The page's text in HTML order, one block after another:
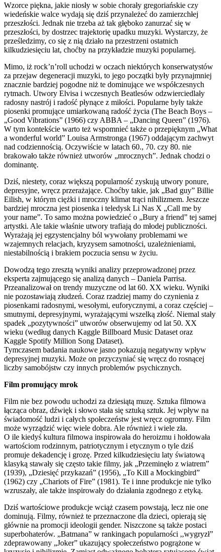
Wzorce piękna, jakie niosły w sobie chorały gregoriańskie czy
wiedeńskie walce wydają się dziś przynależeć do zamierzchłej
przeszłości. Jednak nie trzeba aż tak głęboko zanurzać się w
przeszłości, by dostrzec trajektorię upadku muzyki. Wystarczy, że
prześledzimy, co się z nią działo na przestrzeni ostatnich
kilkudziesięciu lat, choćby na przykładzie muzyki popularnej.
Mimo, iż rock’n’roll uchodzi w oczach niektórych konserwatystów
za przejaw degeneracji muzyki, to jego początki były przynajmniej
znacznie bardziej pogodne niż te dominujące we współczesnych
rytmach. Utwory Elvisa i wczesnych Beatlesów odzwierciedlały
radosny nastrój i radość płynące z miłości. Popularne były także
piosenki promujące umiarkowaną radość życia (The Beach Boys –
„Good Vibrations” (1966) czy ABBA – „Dancing Queen” (1976).
W tym kontekście warto też wspomnieć także o przepięknym „What
a wonderful world” Louisa Armstronga (1967) oddającym zachwyt
nad codziennością. Oczywiście w latach 60., 70. czy 80. nie
brakowało także również utworów „mrocznych”. Jednak chodzi o
dominantę.
Dziś, niestety, coraz większą popularność zyskują utwory ponure,
depresyjne, wręcz przerażające. Choćby takie, jak „Bad guy” Billie
Eilish, w którym ciężki i mroczny klimat trąci nihilizmem. Jeszcze
bardziej mroczna jest piosenka i teledysk Li Nas X „Call me by
your name”. To samo można powiedzieć o „Bury a friend” tej samej
artystki. Ale takie właśnie utwory trafiają do młodej publiczności.
Wyrażają jej egzystencjalny ból wywołany problemami we
wzajemnych relacjach, kryzysem samotności, uzależnieniami,
niestabilnością i brakiem poczucia sensu w życiu.
Dowodzą tego zresztą wyniki analizy przeprowadzonej przez
eksperta zajmującego się analizą danych – Daniela Parrisa.
Przeanalizował on trendy muzyczne od lat 60. XX wieku. Wyniki
nie pozostawiają złudzeń. Coraz rzadziej mamy do czynienia z
piosenkami radosnymi, wesołymi, euforycznymi, a coraz częściej –
smutnymi, depresyjnymi, wyrażającymi wszelką złość. Niemal stały
spadek „pozytywności” utworów obserwujemy od lat 50. XX
wieku (według danych Kaggle Billboard Music Dataset oraz
Kaggle Spotify Million Song Dataset).
Tymczasem badania naukowe jasno pokazują negatywny wpływ
depresyjnej muzyki. Może on przyczyniać się wręcz do rosnącej
liczby samobójstw czy innych problemów psychicznych.
Film promujący mrok
Film nie bez powodu uchodzi za dziesiątą muzę. Sztuka filmowa
łącząca obraz, dźwięk i słowo stała się sztuką sztuk. Jej wpływ na
świadomość ludzi i całych społeczeństw jest wręcz ogromny. Film
może wyrządzić więc wiele dobra. Ale również i wiele zła.
O ile kiedyś kultura filmowa inspirowała do heroizmu i hołdowała
wartościom rodzinnym, patriotycznym i etycznym o tyle dziś
promuje dekadencję i grozę. Przed kilkudziesięciu laty światową
klasyką stawały się często takie filmy, jak „Przeminęło z wiatrem”
(1939), „Dziesięć przykazań” (1956), „To Kill a Mockingbird”
(1962) czy „Chariots of Fire” (1981). Te i inne produkcje nie tylko
wzruszały, ale także inspirowały do działania zgodnego z etyką.
Dziś wartościowe produkcje wciąż czasem powstają, lecz nie one
dominują. Filmy, również te przeznaczone dla dzieci, opierają się
głównie na promocji ideologii gender. Niszczone są także postaci
superbohaterów. „Batmana” w rankingach popularności ,,wygryzł”
zdeprawowany „Joker” ukazujący społeczeństwo pogrążone w